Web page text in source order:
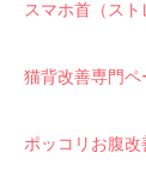
スマホ首（ス
猫背改善専門ペ
ポッコリお腹改